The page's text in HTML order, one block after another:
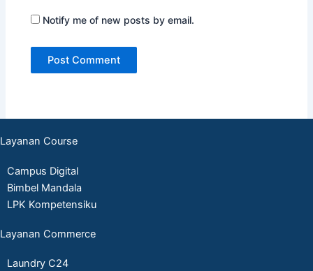
Notify me of new posts by email.
Layanan Course
Campus Digital
Bimbel Mandala
LPK Kompetensiku
Layanan Commerce
Laundry C24